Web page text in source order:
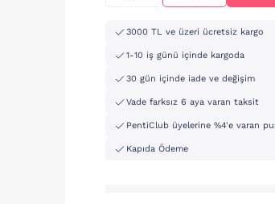
3000 TL ve üzeri ücretsiz kargo
1-10 iş günü içinde kargoda
30 gün içinde iade ve değişim
Vade farksız 6 aya varan taksit
PentiClub üyelerine %4'e varan
Kapıda Ödeme